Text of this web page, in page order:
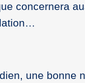
concernera
une bonne